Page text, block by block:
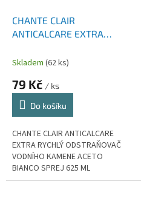
CHANTE CLAIR
ANTICALCARE EXTRA
VODNÍHO KAMENE ACETO
Skladem (62 ks)
79 Kč / ks
Do košíku
CHANTE CLAIR ANTICALCARE
EXTRA RYCHLÝ ODSTRAŇOVAČ
VODNÍHO KAMENE ACETO
BIANCO SPREJ 625 ML